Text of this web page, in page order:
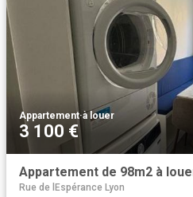
Appartement·à louer
3 100 €
Appartement de 98m2 à
Rue de lEspérance Lyon